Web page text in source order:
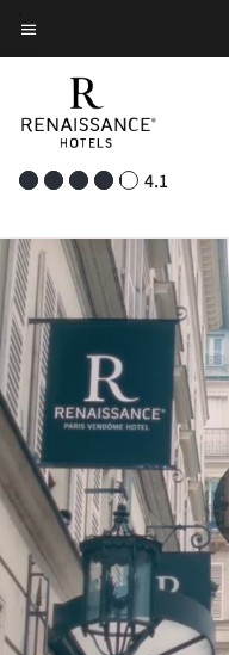
Skip
to
content
菜单文本
4.1